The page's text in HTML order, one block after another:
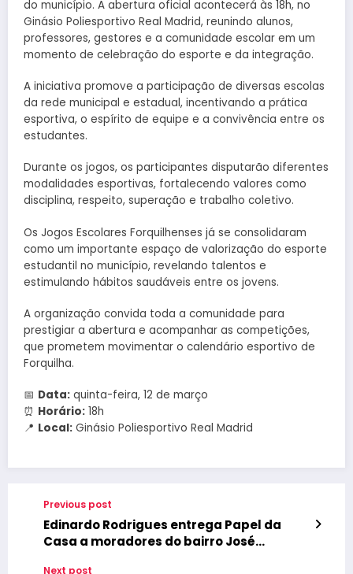
do município. A abertura oficial acontecerá às 18h, no
Ginásio Poliesportivo Real Madrid, reunindo alunos,
professores, gestores e a comunidade escolar em um
momento de celebração do esporte e da integração.
A iniciativa promove a participação de diversas escolas
da rede municipal e estadual, incentivando a prática
esportiva, o espírito de equipe e a convivência entre os
estudantes.
Durante os jogos, os participantes disputarão diferentes
modalidades esportivas, fortalecendo valores como
disciplina, respeito, superação e trabalho coletivo.
Os Jogos Escolares Forquilhenses já se consolidaram
como um importante espaço de valorização do esporte
estudantil no município, revelando talentos e
estimulando hábitos saudáveis entre os jovens.
A organização convida toda a comunidade para
prestigiar a abertura e acompanhar as competições,
que prometem movimentar o calendário esportivo de
Forquilha.
📅 Data: quinta-feira, 12 de março
⏰ Horário: 18h
📍 Local: Ginásio Poliesportivo Real Madrid
Previous post
Edinardo Rodrigues entrega Papel da
Casa a moradores do bairro José
Next post